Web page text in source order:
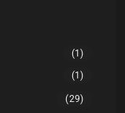
(1)
(1)
(29)